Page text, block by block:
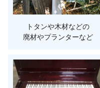
トタンや木材などの
廃材やプランターなど